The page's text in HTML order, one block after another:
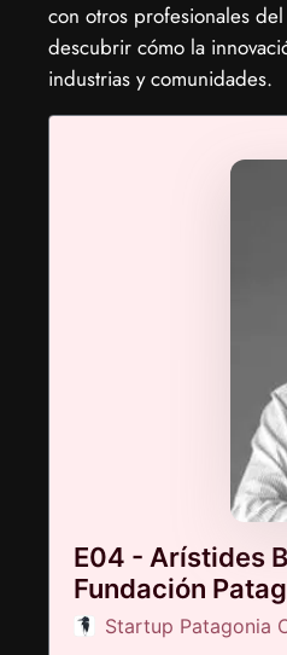
con otros profesionales
descubrir cómo la
industrias y comunidades.